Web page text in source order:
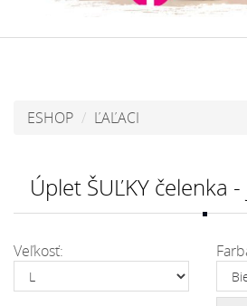
ESHOP ĽAĽACI
Úplet ŠUĽKY čelenka
Veľkosť: